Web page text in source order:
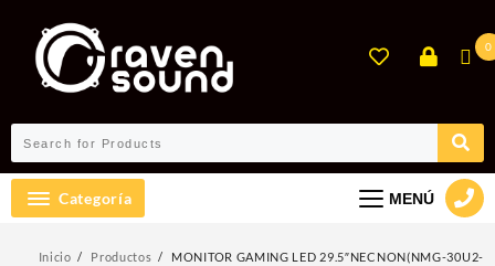
contenido
0
Categoría MENÚ
Inicio Productos
MONITOR GAMING LED 29.5″NECNON(NMG-30U2-